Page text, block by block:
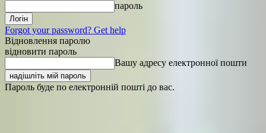
пароль
Forgot your password? Get help
Відновлення паролю
відновити пароль
Вашу адресу електронної пошти
Пароль буде по електронній пошті до вас.